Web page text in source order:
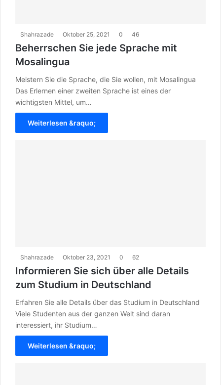
Shahrazade Oktober 25, 2021 0 46
Beherrschen Sie jede Sprache mit
Mosalingua
Meistern Sie die Sprache, die Sie wollen, mit Mosalingua
Das Erlernen einer zweiten Sprache ist eines der
wichtigsten Mittel, um…
Weiterlesen &raquo;
Shahrazade Oktober 23, 2021 0 62
Informieren Sie sich über alle Details
zum Studium in Deutschland
Erfahren Sie alle Details über das Studium in Deutschland
Viele Studenten aus der ganzen Welt sind daran
interessiert, ihr Studium…
Weiterlesen &raquo;